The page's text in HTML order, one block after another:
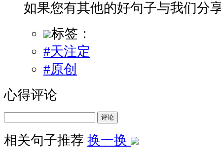
如果您有其他的好句子与我们分
标签：
#天注定
#原创
心得评论
评论
相关句子推荐 换一换